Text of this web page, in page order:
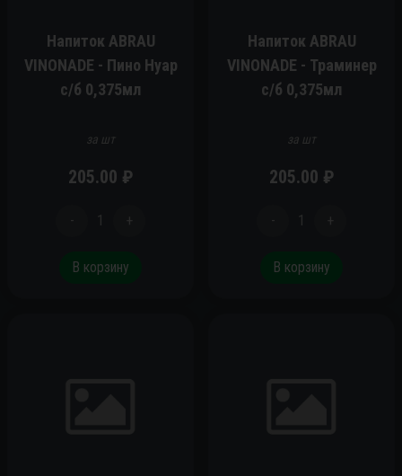
Напиток ABRAU
VINONADE - Пино Нуар
c/б 0,375мл
за шт
205.00 ₽
- 1 +
В корзину
Напиток ABRAU
VINONADE - Траминер
c/б 0,375мл
за шт
205.00 ₽
- 1 +
В корзину